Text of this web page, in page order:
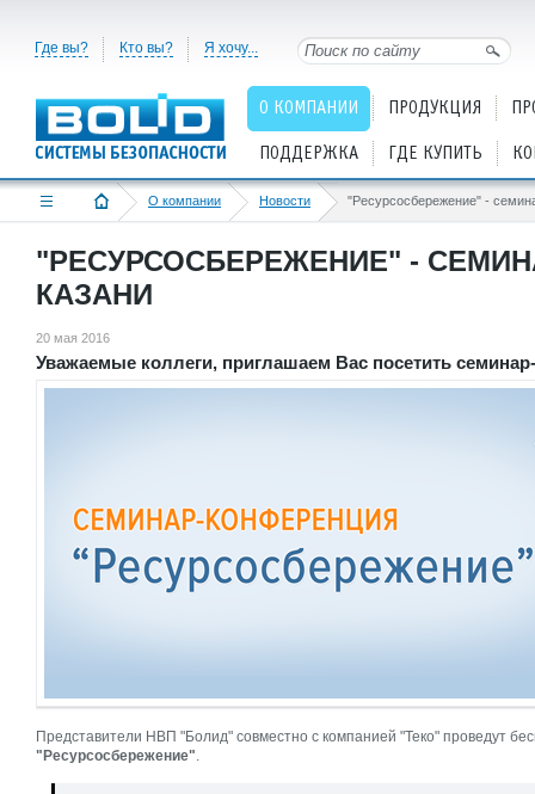
Где вы? Кто вы? Я хочу...
О КОМПАНИИ ПРОДУКЦИЯ
ПОДДЕРЖКА ГДЕ КУПИТЬ
О компании Новости
"РЕСУРСОСБЕРЕЖЕНИЕ" -
КАЗАНИ
20 мая 2016
Уважаемые коллеги, приглашаем Вас посетить
Представители НВП "Болид" совместно с компанией "Теко" проведут
"Ресурсосбережение".